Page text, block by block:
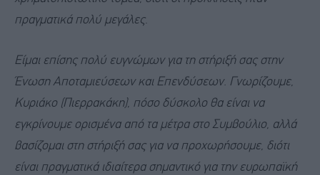
πραγματικά πολύ μεγάλες.
Είμαι επίσης πολύ ευγνώμων για τη στήριξή σας στην
Ένωση Αποταμιεύσεων και Επενδύσεων. Γνωρίζουμε,
Κυριάκο (Πιερρακάκη), πόσο δύσκολο θα είναι να
εγκρίνουμε ορισμένα από τα μέτρα στο Συμβούλιο, αλλά
βασίζομαι στη στήριξή σας για να προχωρήσουμε, διότι
είναι πραγματικά ιδιαίτερα σημαντικό για την ευρωπαϊκή